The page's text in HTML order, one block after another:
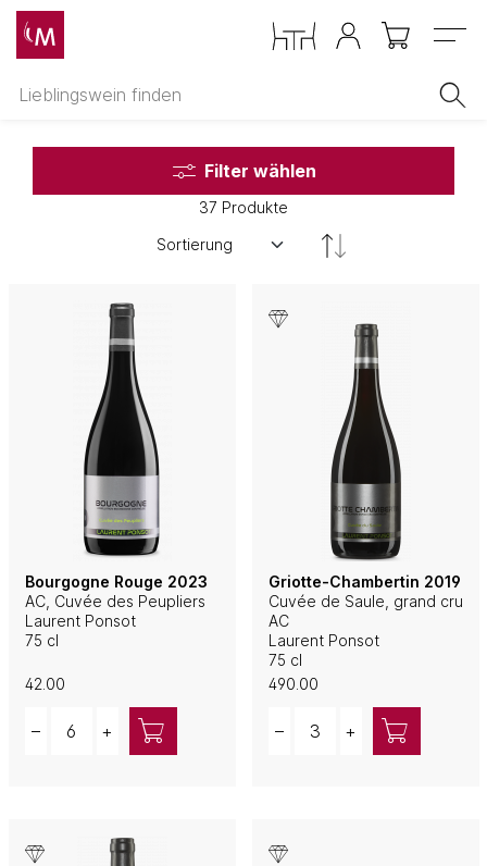
Menu
Filter wählen
37 Produkte
Bourgogne Rouge 2023
AC, Cuvée des Peupliers
Laurent Ponsot
75 cl
42.00
– +
Griotte-Chambertin 2019
Cuvée de Saule, grand cru
AC
Laurent Ponsot
75 cl
490.00
– +